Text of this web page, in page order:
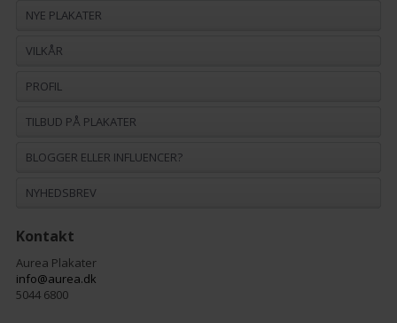
NYE PLAKATER
VILKÅR
PROFIL
TILBUD PÅ PLAKATER
BLOGGER ELLER INFLUENCER?
NYHEDSBREV
Kontakt
Aurea Plakater
info@aurea.dk
5044 6800